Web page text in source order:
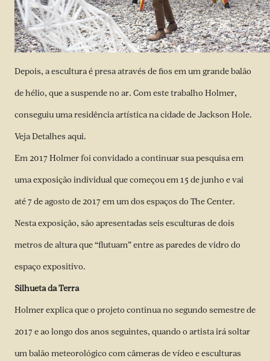
Depois, a escultura é presa através de fios em um grande balão
de hélio, que a suspende no ar. Com este trabalho Holmer,
conseguiu uma residência artística na cidade de Jackson Hole.
Veja Detalhes aqui.
Em 2017 Holmer foi convidado a continuar sua pesquisa em
uma exposição individual que começou em 15 de junho e vai
até 7 de agosto de 2017 em um dos espaços do The Center.
Nesta exposição, são apresentadas seis esculturas de dois
metros de altura que “flutuam” entre as paredes de vidro do
espaço expositivo.
Silhueta da Terra
Holmer explica que o projeto continua no segundo semestre de
2017 e ao longo dos anos seguintes, quando o artista irá soltar
um balão meteorológico com câmeras de vídeo e esculturas